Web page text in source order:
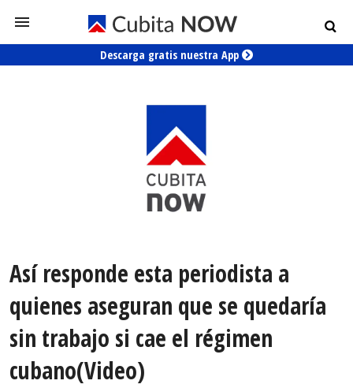
Descarga gratis nuestra App
Así responde esta periodista a
quienes aseguran que se quedaría
sin trabajo si cae el régimen
cubano(Video)